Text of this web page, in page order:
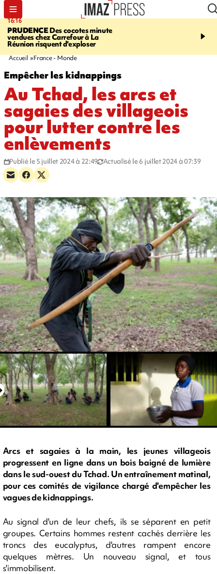
16:16
PRUDENCEDes cocotes minute
vendues chez Carrefour à La
Réunion risquent d'exploser
20:06
l'Asie, mort d'une
Accueil France - Monde
Empêcher les kidnappings
Au Tchad, les arcs et
sagaies des villageois
pour lutter contre les
enlèvements
Publié le 5 juillet 2024 à 22:49 Actualisé le 6 juillet 2024 à 07:39
Arcs et sagaies à la main, les jeunes villageois
progressent en ligne dans un bois baigné de lumière
dans le sud-ouest du Tchad. Un entraînement matinal,
pour ces comités de vigilance chargé d'empêcher les
vagues de kidnappings.
Au signal d'un de leur chefs, ils se séparent en petit
groupes. Certains hommes restent cachés derrière les
troncs des eucalyptus, d'autres rampent encore
quelques mètres. Un nouveau signal, et tous
s'immobilisent.